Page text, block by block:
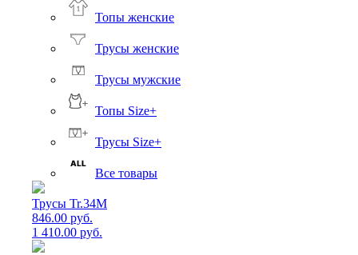
Топы женские
Трусы женские
Трусы мужские
Топы Size+
Трусы Size+
Все товары
Трусы Tr.34M
846.00 руб.
1 410.00 руб.